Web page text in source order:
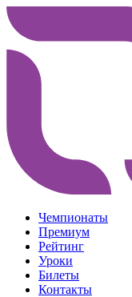
Чемпионаты
Премиум
Рейтинг
Уроки
Билеты
Контакты